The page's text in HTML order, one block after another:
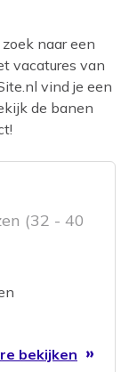
zoek naar een
vacatures van
vind je een
de banen
(32 - 40
bekijken